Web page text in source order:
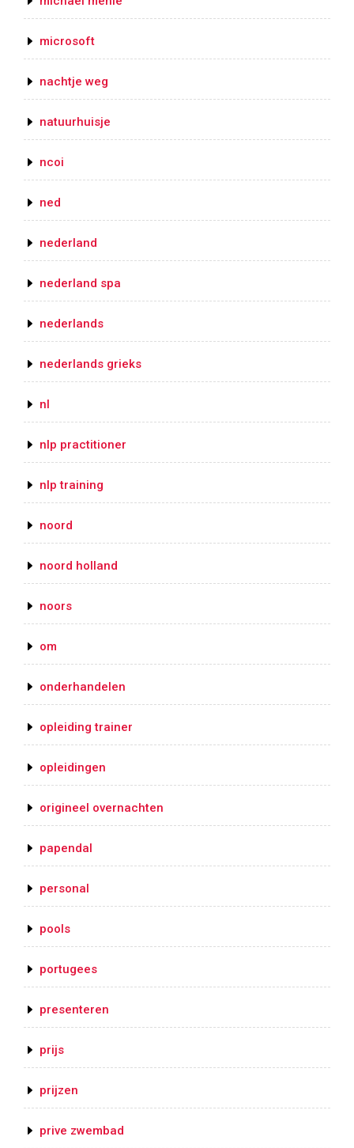
microsoft
nachtje weg
natuurhuisje
ncoi
ned
nederland
nederland spa
nederlands
nederlands grieks
nl
nlp practitioner
nlp training
noord
noord holland
noors
om
onderhandelen
opleiding trainer
opleidingen
origineel overnachten
papendal
personal
pools
portugees
presenteren
prijs
prijzen
prive zwembad